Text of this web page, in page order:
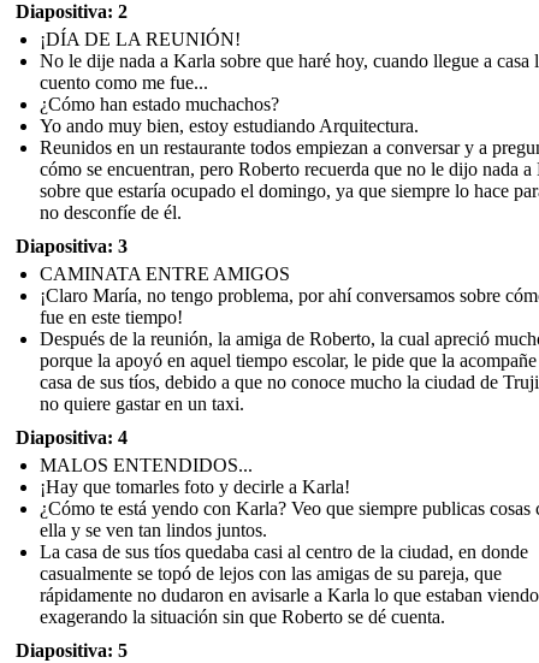
Diapositiva: 2
¡DÍA DE LA REUNIÓN!
No le dije nada a Karla sobre que haré hoy, cuando llegue a casa
cuento como me fue...
¿Cómo han estado muchachos?
Yo ando muy bien, estoy estudiando Arquitectura.
Reunidos en un restaurante todos empiezan a conversar y a
cómo se encuentran, pero Roberto recuerda que no le dijo nada a
sobre que estaría ocupado el domingo, ya que siempre lo hace
no desconfíe de él.
Diapositiva: 3
CAMINATA ENTRE AMIGOS
¡Claro María, no tengo problema, por ahí conversamos sobre
fue en este tiempo!
Después de la reunión, la amiga de Roberto, la cual apreció
porque la apoyó en aquel tiempo escolar, le pide que la
casa de sus tíos, debido a que no conoce mucho la ciudad de
no quiere gastar en un taxi.
Diapositiva: 4
MALOS ENTENDIDOS...
¡Hay que tomarles foto y decirle a Karla!
¿Cómo te está yendo con Karla? Veo que siempre publicas cosas
ella y se ven tan lindos juntos.
La casa de sus tíos quedaba casi al centro de la ciudad, en donde
casualmente se topó de lejos con las amigas de su pareja, que
rápidamente no dudaron en avisarle a Karla lo que estaban
exagerando la situación sin que Roberto se dé cuenta.
Diapositiva: 5